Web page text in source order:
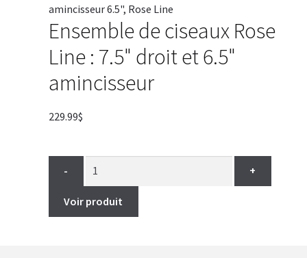
Ensemble de ciseaux Rose
Line : 7.5" droit et 6.5"
amincisseur
229.99$
- +
Voir produit